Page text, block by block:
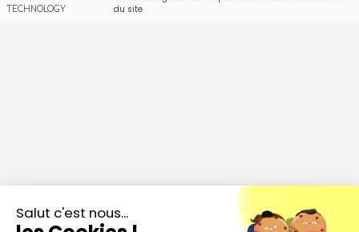
TECHNOLOGY
du site
Salut c'est nous...